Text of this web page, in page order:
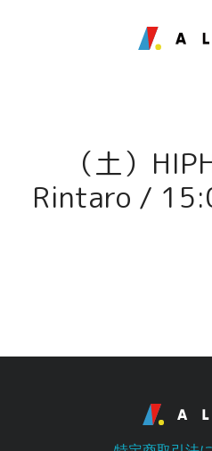
（土）
Rintaro /